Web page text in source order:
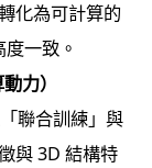
化為可計算的
一致。
力）
聯合訓練」與
與 3D 結構特